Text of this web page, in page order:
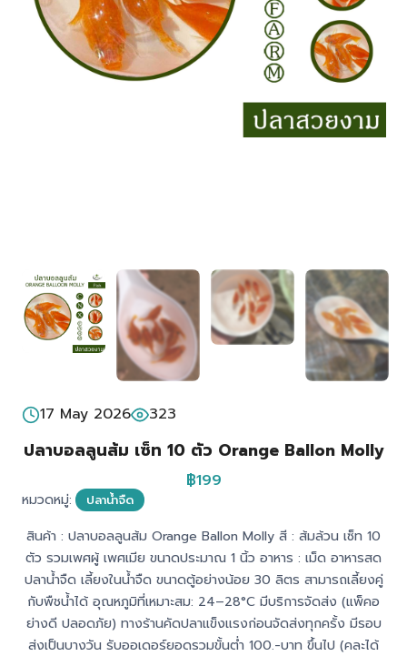
17 May 2026 323
ปลาบอลลูนส้ม เซ็ท 10 ตัว Orange Ballon Molly
฿199
หมวดหมู่: ปลาน้ำจืด
สินค้า : ปลาบอลลูนส้ม Orange Ballon Molly สี : ส้มล้วน เซ็ท 10
ตัว รวมเพศผู้ เพศเมีย ขนาดประมาณ 1 นิ้ว อาหาร : เม็ด อาหารสด
ปลาน้ำจืด เลี้ยงในน้ำจืด ขนาดตู้อย่างน้อย 30 ลิตร สามารถเลี้ยงคู่
กับพืชน้ำได้ อุณหภูมิที่เหมาะสม: 24–28°C มีบริการจัดส่ง (แพ็คอ
ย่างดี ปลอดภัย) ทางร้านคัดปลาแข็งแรงก่อนจัดส่งทุกครั้ง มีรอบ
ส่งเป็นบางวัน รับออเดอร์ยอดรวมขั้นต่ำ 100.-บาท ขึ้นไป (คละได้